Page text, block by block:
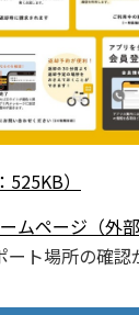
）
ムページ（外部
ト場所の確認